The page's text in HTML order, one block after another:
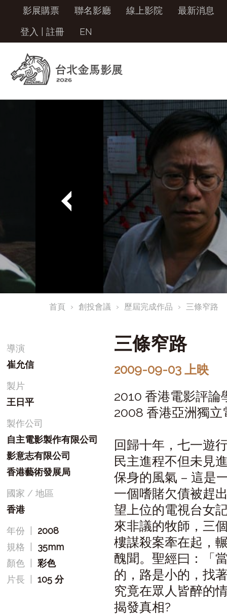
影展購票 聯名影廳 線上影院
最新消息
登入
註冊 EN
首頁 創投會議 歷屆完成作品 三條窄路
導演
崔允信
製片
王日平
製作公司
自主電影製作有限公司
影意志有限公司
香港藝術發展局
國家 / 地區
香港
年份
2008
規格
35mm
顏色 |彩色
片長 |105 分
三條窄路
2009-09-03 上映
2010 香港電影評論
2008 香港亞洲獨立
回歸十年，七一遊
民主進程不但未見
保身的風氣 – 這是
一個嗜賭欠債被趕
望上位的電視台女
來非議的牧師，三
樓謀殺案牽在起，
醜聞。聖經曰：「
的，路是小的，找
究竟在眾人皆醉的
揭發真相?